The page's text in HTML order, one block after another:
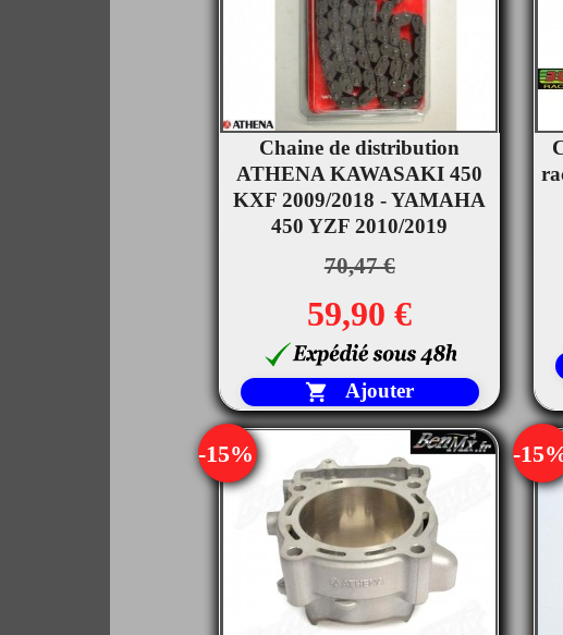
Chaine de distribution
ATHENA KAWASAKI 450
KXF 2009/2018 - YAMAHA
450 YZF 2010/2019
70,47 €
59,90 €
 Ajouter
Aperçu rapide
-15% -